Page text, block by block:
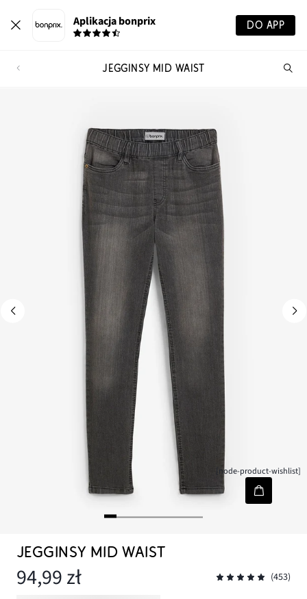
Aplikacja bonprix DO APP
JEGGINSY MID WAIST
[node-product-wishlist]
JEGGINSY MID WAIST
94,99 zł (453)